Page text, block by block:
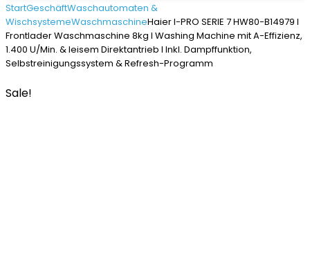
StartGeschäftWaschautomaten &
WischsystemeWaschmaschineHaier I-PRO SERIE 7 HW80-B14979 I
Frontlader Waschmaschine 8kg I Washing Machine mit A-Effizienz,
1.400 U/Min. & leisem Direktantrieb I Inkl. Dampffunktion,
Selbstreinigungssystem & Refresh-Programm
Sale!